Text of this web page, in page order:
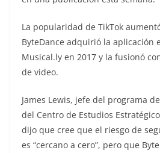
La popularidad de TikTok
ByteDance adquirió la aplicación
Musical.ly en 2017 y la fusionó
de video.
James Lewis, jefe del programa
del Centro de Estudios
dijo que cree que el riesgo de
es “cercano a cero”, pero que